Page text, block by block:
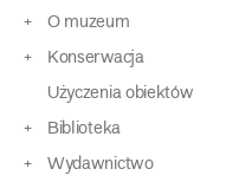
O muzeum
Konserwacja
Użyczenia obiektów
Biblioteka
Wydawnictwo